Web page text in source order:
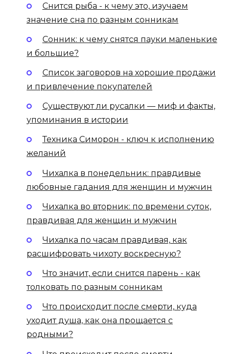
Снится рыба - к чему это, изучаем
значение сна по разным сонникам
Сонник: к чему снятся пауки маленькие
и большие?
Список заговоров на хорошие продажи
и привлечение покупателей
Существуют ли русалки — миф и факты,
упоминания в истории
Техника Симорон - ключ к исполнению
желаний
Чихалка в понедельник: правдивые
любовные гадания для женщин и мужчин
Чихалка во вторник: по времени суток,
правдивая для женщин и мужчин
Чихалка по часам правдивая, как
расшифровать чихоту воскресную?
Что значит, если снится парень - как
толковать по разным сонникам
Что происходит после смерти, куда
уходит душа, как она прощается с
родными?